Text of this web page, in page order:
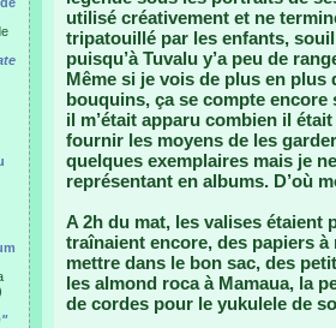
utilisé créativement et ne
tripatouillé par les enfants,
puisqu’à Tuvalu y’a peu de
Même si je vois de plus en plus
bouquins, ça se compte encore
il m’était apparu combien il
fournir les moyens de les
quelques exemplaires mais je
représentant en albums. D’où
A 2h du mat, les valises étaient
traînaient encore, des papiers
mettre dans le bon sac, des
les almond roca à Mamaua, la
de cordes pour le yukulele de